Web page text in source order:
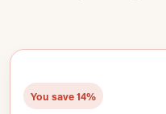
You save 14%